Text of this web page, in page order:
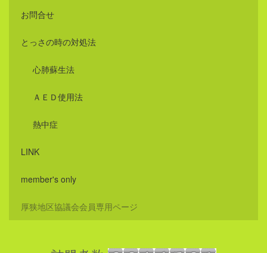
お問合せ
とっさの時の対処法
心肺蘇生法
ＡＥＤ使用法
熱中症
LINK
member's only
厚狭地区協議会会員専用ページ